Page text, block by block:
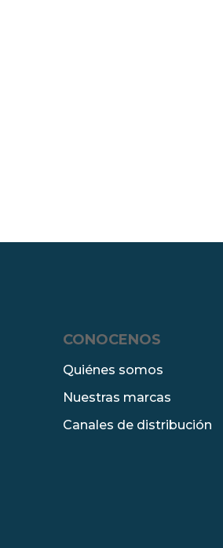
CONOCENOS
Quiénes somos
Nuestras marcas
Canales de distribución